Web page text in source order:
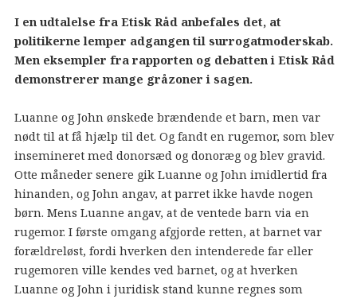
I en udtalelse fra Etisk Råd anbefales det, at
politikerne lemper adgangen til surrogatmoderskab.
Men eksempler fra rapporten og debatten i Etisk Råd
demonstrerer mange gråzoner i sagen.
Luanne og John ønskede brændende et barn, men var
nødt til at få hjælp til det. Og fandt en rugemor, som blev
insemineret med donorsæd og donoræg og blev gravid.
Otte måneder senere gik Luanne og John imidlertid fra
hinanden, og John angav, at parret ikke havde nogen
børn. Mens Luanne angav, at de ventede barn via en
rugemor. I første omgang afgjorde retten, at barnet var
forældreløst, fordi hverken den intenderede far eller
rugemoren ville kendes ved barnet, og at hverken
Luanne og John i juridisk stand kunne regnes som